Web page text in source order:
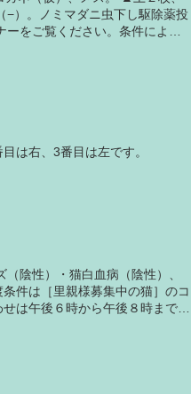
−）。ノミマダニ虫下し駆除薬投
をご覧ください。条件によっ
は右、3番目は左です。
陰性）・猫白血病（陰性）、
件は［里親様募集中の猫］のコ
は午後６時から午後８時までの